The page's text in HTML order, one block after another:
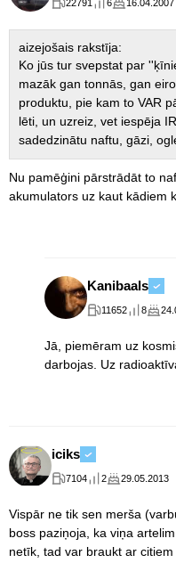
22791 6 16.04.2007
aizejošais rakstīja:
Ko jūs tur svepstat par
mazāk gan tonnās, gan
produktu, pie kam to VAR
lēti, un uzreiz, vet iespēja
sadedzinātu naftu, gāzi,
Nu pamēģini pārstrādāt to
akumulators uz kaut kādiem
Kanibaals
11652 8
Jā, piemēram uz
darbojas. Uz
iciks
7104 2 29.05.2013
Vispār ne tik sen merša
boss paziņoja, ka viņa
netīk, tad var braukt ar citiem